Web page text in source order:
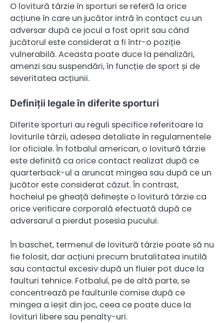
O lovitură târzie în sporturi se referă la orice
acțiune în care un jucător intră în contact cu un
adversar după ce jocul a fost oprit sau când
jucătorul este considerat a fi într-o poziție
vulnerabilă. Aceasta poate duce la penalizări,
amenzi sau suspendări, în funcție de sport și de
severitatea acțiunii.
Definiții legale în diferite sporturi
Diferite sporturi au reguli specifice referitoare la
loviturile târzii, adesea detaliate în regulamentele
lor oficiale. În fotbalul american, o lovitură târzie
este definită ca orice contact realizat după ce
quarterback-ul a aruncat mingea sau după ce un
jucător este considerat căzut. În contrast,
hocheiul pe gheață definește o lovitură târzie ca
orice verificare corporală efectuată după ce
adversarul a pierdut posesia pucului.
În baschet, termenul de lovitură târzie poate să nu
fie folosit, dar acțiuni precum brutalitatea inutilă
sau contactul excesiv după un fluier pot duce la
faulturi tehnice. Fotbalul, pe de altă parte, se
concentrează pe faulturile comise după ce
mingea a ieșit din joc, ceea ce poate duce la
lovituri libere sau penalty-uri.